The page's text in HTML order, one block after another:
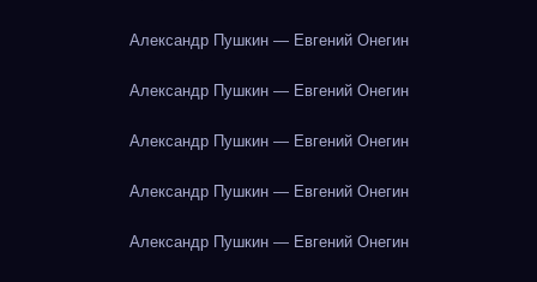
Александр Пушкин — Евгений Онегин
Александр Пушкин — Евгений Онегин
Александр Пушкин — Евгений Онегин
Александр Пушкин — Евгений Онегин
Александр Пушкин — Евгений Онегин